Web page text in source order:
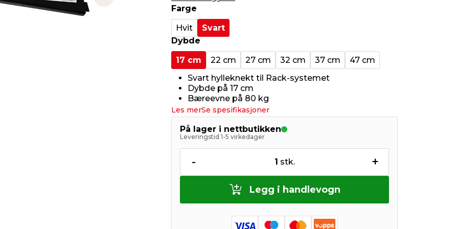
Next slide
Farge
Hvit
Svart
Dybde
17 cm
22 cm 27 cm 32 cm 37 cm
47 cm
Svart hylleknekt til Rack-systemet
Dybde på 17 cm
Bæreevne på 80 kg
Les merSe spesifikasjoner
På lager i nettbutikken
Leveringstid 1-5 virkedager
- 1 stk. +
Legg i handlevogn